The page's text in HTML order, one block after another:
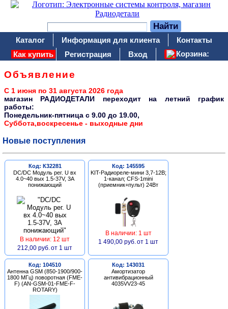
Каталог Информация для клиента
Контакты
Как купить
Регистрация Вход Корзина:
Объявление
С 1 июня по 31 августа 2026 года
магазин РАДИОДЕТАЛИ переходит на летний график
работы:
Понедельник-пятница c 9.00 до 19.00,
Суббота,воскресенье - выходные дни
Новые поступления
Код: К32281
DC/DC Модуль рег. U вх
4.0~40 вых 1.5-37V, 3A
понижающий
В наличии: 12 шт
212,00 руб. от 1 шт
Код: 145595
KIT-Радиореле-мини 3,7-12В;
1-канал; CFS-1mini
(приемник+пульт) 24Вт
В наличии: 1 шт
1 490,00 руб. от 1 шт
Код: 104510
Антенна GSM (850-1900/900-
1800 МГц) поворотная (FME-
F) (AN-GSM-01-FME-F-
ROTARY)
Код: 143031
Амортизатор
антивибрационный
4035VV23-45